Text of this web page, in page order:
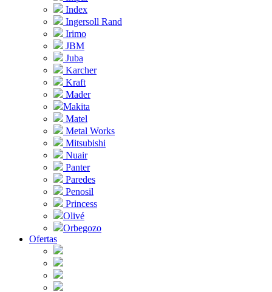
Index
Ingersoll Rand
Irimo
JBM
Juba
Karcher
Kraft
Mader
Makita
Matel
Metal Works
Mitsubishi
Nuair
Panter
Paredes
Penosil
Princess
Olivé
Orbegozo
Ofertas